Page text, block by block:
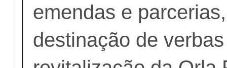
emendas e
destinação de